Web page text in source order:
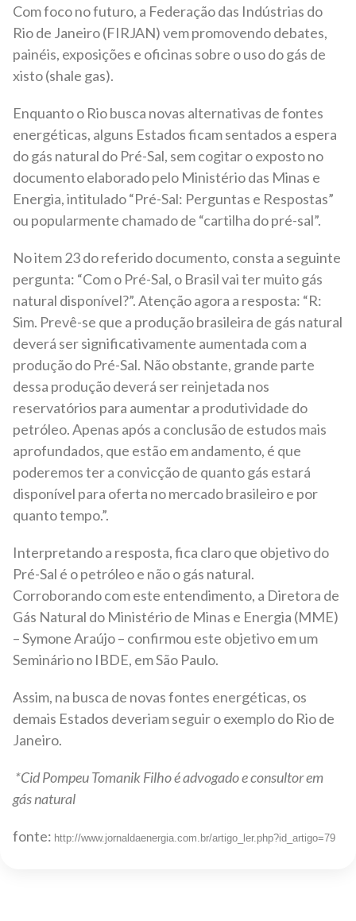
Com foco no futuro, a Federação das Indústrias do
Rio de Janeiro (FIRJAN) vem promovendo debates,
painéis, exposições e oficinas sobre o uso do gás de
xisto (shale gas).
Enquanto o Rio busca novas alternativas de fontes
energéticas, alguns Estados ficam sentados a espera
do gás natural do Pré-Sal, sem cogitar o exposto no
documento elaborado pelo Ministério das Minas e
Energia, intitulado “Pré-Sal: Perguntas e Respostas”
ou popularmente chamado de “cartilha do pré-sal”.
No item 23 do referido documento, consta a seguinte
pergunta: “Com o Pré-Sal, o Brasil vai ter muito gás
natural disponível?”. Atenção agora a resposta: “R:
Sim. Prevê-se que a produção brasileira de gás natural
deverá ser significativamente aumentada com a
produção do Pré-Sal. Não obstante, grande parte
dessa produção deverá ser reinjetada nos
reservatórios para aumentar a produtividade do
petróleo. Apenas após a conclusão de estudos mais
aprofundados, que estão em andamento, é que
poderemos ter a convicção de quanto gás estará
disponível para oferta no mercado brasileiro e por
quanto tempo.”.
Interpretando a resposta, fica claro que objetivo do
Pré-Sal é o petróleo e não o gás natural.
Corroborando com este entendimento, a Diretora de
Gás Natural do Ministério de Minas e Energia (MME)
– Symone Araújo – confirmou este objetivo em um
Seminário no IBDE, em São Paulo.
Assim, na busca de novas fontes energéticas, os
demais Estados deveriam seguir o exemplo do Rio de
Janeiro.
*Cid Pompeu Tomanik Filho é advogado e consultor em
gás natural
fonte: http://www.jornaldaenergia.com.br/artigo_ler.php?id_artigo=79